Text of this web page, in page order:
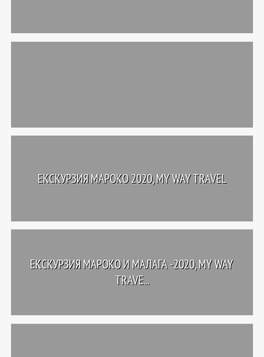
ЕКСКУРЗИЯ МАРОКО 2020, MY WAY TRAVEL
ЕКСКУРЗИЯ МАРОКО И МАЛАГА -2020, MY WAY
TRAVE...